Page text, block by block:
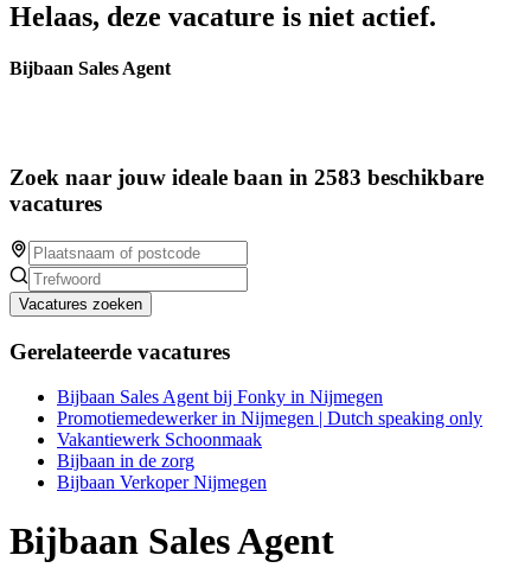
Helaas, deze vacature is niet actief.
Bijbaan Sales Agent
Zoek naar jouw ideale baan in 2583 beschikbare
vacatures
Vacatures zoeken
Gerelateerde vacatures
Bijbaan Sales Agent bij Fonky in Nijmegen
Promotiemedewerker in Nijmegen | Dutch speaking only
Vakantiewerk Schoonmaak
Bijbaan in de zorg
Bijbaan Verkoper Nijmegen
Bijbaan Sales Agent